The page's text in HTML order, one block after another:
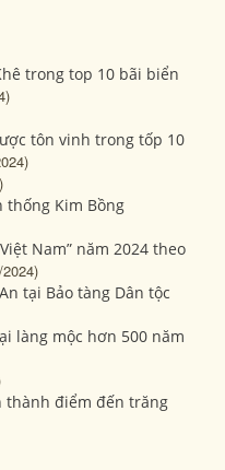
trong top 10 bãi biển
tôn vinh trong tốp 10
thống Kim Bồng
Nam” năm 2024 theo
tại Bảo tàng Dân tộc
làng mộc hơn 500 năm
thành điểm đến trăng